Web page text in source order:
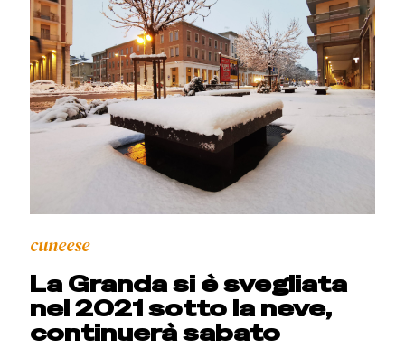
cuneese
La Granda si è svegliata
nel 2021 sotto la neve,
continuerà sabato